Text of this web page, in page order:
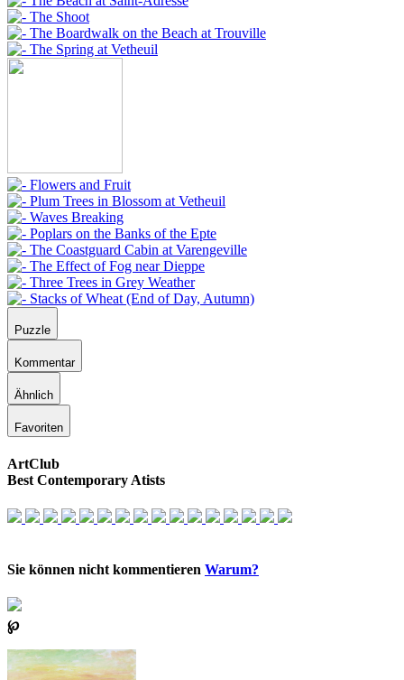
Puzzle
Kommentar
Ähnlich
Favoriten
ArtClub
Best Contemporary Atists
Sie können nicht kommentieren Warum?
℘